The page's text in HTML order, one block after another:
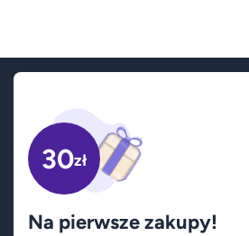
30zł
Na pierwsze zakupy!